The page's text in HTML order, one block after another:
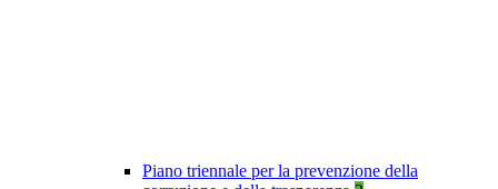
Piano triennale per la prevenzione della